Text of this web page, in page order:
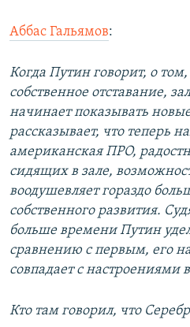
Аббас Гальямов:
Когда Путин говорит, о
собственное отставание,
начинает показывать
рассказывает, что теперь
американская ПРО,
сидящих в зале,
воодушевляет гораздо
собственного развития.
больше времени Путин
сравнению с первым, его
совпадает с настроениями
Кто там говорил, что